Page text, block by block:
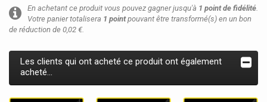
En achetant ce produit vous pouvez gagner jusqu'à 1 point de fidélité.
Votre panier totalisera 1 pointpouvant être transformé(s) en un bon
de réduction de 0,02 €.
Les clients qui ont acheté ce produit ont également
acheté...